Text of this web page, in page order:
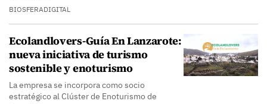
BIOSFERADIGITAL
Ecolandlovers-Guía En Lanzarote:
nueva iniciativa de turismo
sostenible y enoturismo
La empresa se incorpora como socio
estratégico al Clúster de Enoturismo de